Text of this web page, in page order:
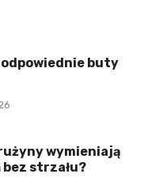
buty
wymieniają
bez strzału?